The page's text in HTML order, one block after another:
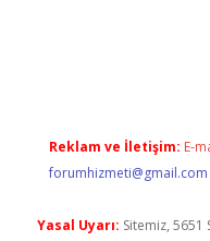
Reklam ve İletişim: E-
forumhizmeti@gmail.com
Yasal Uyarı: Sitemiz, 5651